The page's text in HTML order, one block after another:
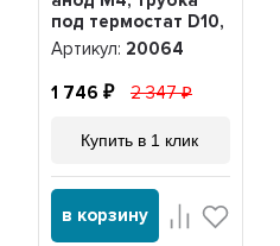
под термостат D10,
20064
Артикул: 20064
1 746 2 347
Купить в 1 клик
в корзину